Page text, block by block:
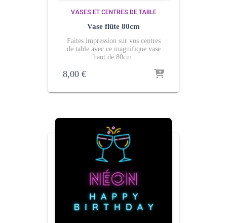
VASES ET CENTRES DE TABLE
Vase flûte 80cm
Faites impression sur vos centres
de table avec ce magnifique vase
haut de 80cm.
8,00 €